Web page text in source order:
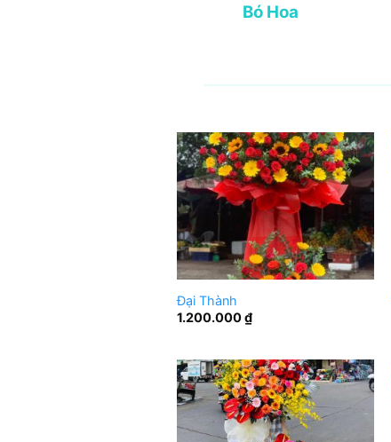
Bó Hoa
Đại Thành
1.200.000₫